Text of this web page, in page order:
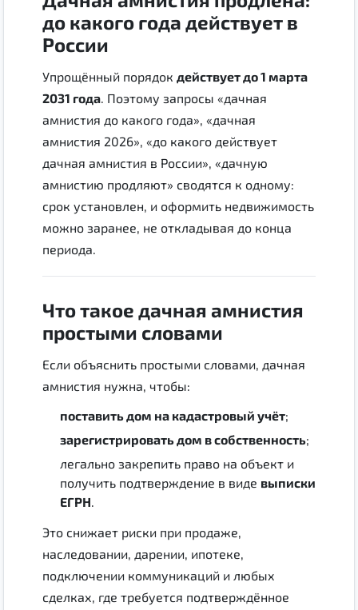
до какого года действует в
России
Упрощённый порядок действует до 1 марта
2031 года. Поэтому запросы «дачная
амнистия до какого года», «дачная
амнистия 2026», «до какого действует
дачная амнистия в России», «дачную
амнистию продляют» сводятся к одному:
срок установлен, и оформить недвижимость
можно заранее, не откладывая до конца
периода.
Что такое дачная амнистия
простыми словами
Если объяснить простыми словами, дачная
амнистия нужна, чтобы:
поставить дом на кадастровый учёт;
зарегистрировать дом в собственность;
легально закрепить право на объект и
получить подтверждение в виде выписки
ЕГРН.
Это снижает риски при продаже,
наследовании, дарении, ипотеке,
подключении коммуникаций и любых
сделках, где требуется подтверждённое